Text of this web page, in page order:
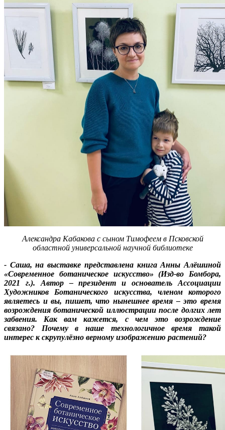
Александра Кабакова с сыном Тимофеем в Псковской
областной универсальной научной библиотеке
- Саша, на выставке представлена книга Анны Алёшиной
«Современное ботаническое искусство» (Изд-во Бомбора,
2021 г.). Автор – президент и основатель Ассоциации
Художников Ботанического искусства, членом которого
являетесь и вы, пишет, что нынешнее время – это время
возрождения ботанической иллюстрации после долгих лет
забвения. Как вам кажется, с чем это возрождение
связано? Почему в наше технологичное время такой
интерес к скрупулёзно верному изображению растений?